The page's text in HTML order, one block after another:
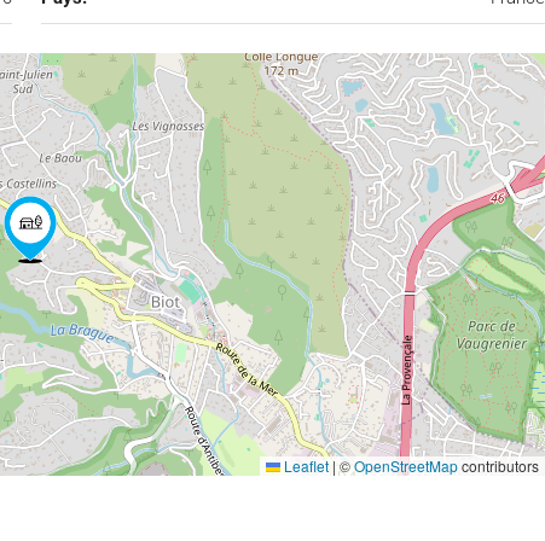
Leaflet|©OpenStreetMapcontributors